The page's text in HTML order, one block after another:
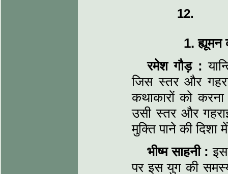
1. ह्यूमन
रमेश गौड़ :
जिस स्तर और
कथाकारों को करना
उसी स्तर और
मुक्ति पाने की दिशा
भीष्म साहनी :
पर इस युग की